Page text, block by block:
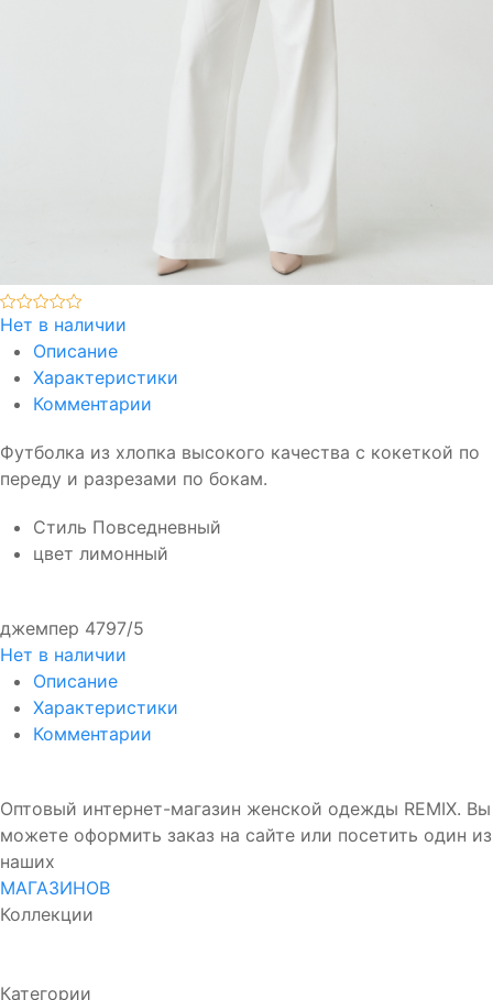
Нет в наличии
Описание
Характеристики
Комментарии
Футболка из хлопка высокого качества с кокеткой по
переду и разрезами по бокам.
Стиль Повседневный
цвет лимонный
джемпер 4797/5
Нет в наличии
Описание
Характеристики
Комментарии
Оптовый интернет-магазин женской одежды REMIX. Вы
можете оформить заказ на сайте или посетить один из
наших
МАГАЗИНОВ
Коллекции
Категории